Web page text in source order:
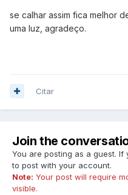
se calhar assim fica melhor
uma luz, agradeço.
Citar
Join the
You are posting as a guest.
to post with your account.
Note: Your post will require
visible.